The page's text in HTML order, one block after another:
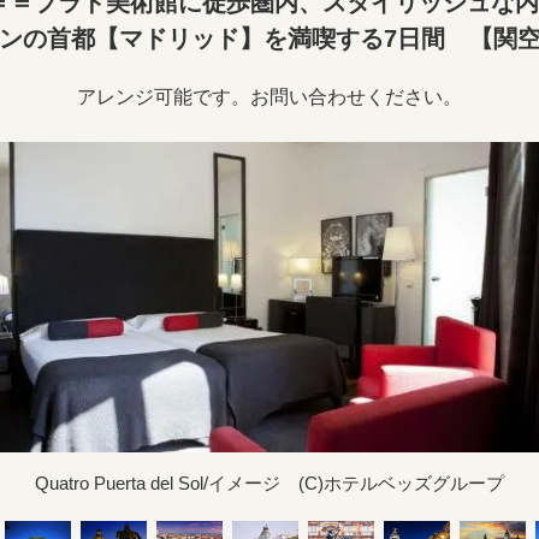
の首都【マドリッド】を満喫する7日間 【関
アレンジ可能です。お問い合わせください。
Quatro Puerta del Sol/イメージ (C)ホテルベッズグループ